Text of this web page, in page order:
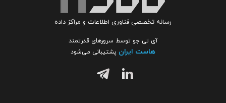
رسانه تخصصی فناوری اطلاعات و مراکز داده
آی تی جو توسط سرورهای قدرتمند
هاست ایران پشتیبانی می‌شود